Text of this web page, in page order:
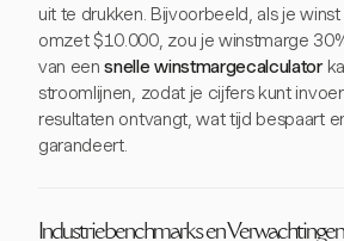
uit te drukken. Bijvoorbeeld, als je
omzet $10.000, zou je winstmarge
van eensnelle winstmargecalculator
stroomlijnen, zodat je cijfers kunt
resultaten ontvangt, wat tijd bespaart
garandeert.
Industriebenchmarks en